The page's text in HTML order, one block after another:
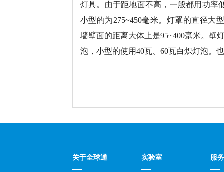
灯具。由于距地面不高，一般都用功率
小型的为275~450毫米。灯罩的直径大
墙壁面的距离大体上是95~400毫米。壁
泡，小型的使用40瓦、60瓦白炽灯泡。
关于全球通 实验室 服